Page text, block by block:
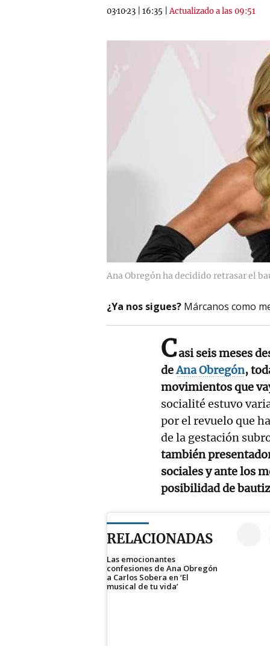
03·10·23 16:35 |Actualizado a las 09:51
Ana Obregón ha decidido retrasar el
¿Ya nos sigues? Márcanos como
Casi seis meses
deAna Obregón,
movimientos que
socialité estuvo
por el revuelo que
de la gestación
también
sociales y ante los
posibilidad de
RELACIONADAS
Las emocionantes
confesiones de Ana Obregón
a Carlos Sobera en ‘El
musical de tu vida’